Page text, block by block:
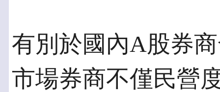
有別於國內A股券
市場券商不僅民營